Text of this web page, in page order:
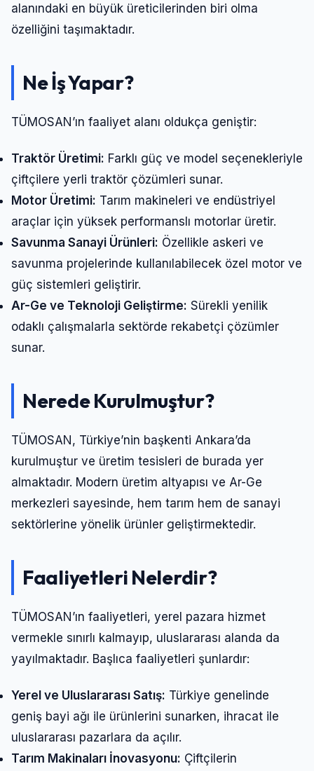
alanındaki en büyük üreticilerinden biri olma
özelliğini taşımaktadır.
Ne İş Yapar?
TÜMOSAN’ın faaliyet alanı oldukça geniştir:
Traktör Üretimi: Farklı güç ve model seçenekleriyle
çiftçilere yerli traktör çözümleri sunar.
Motor Üretimi: Tarım makineleri ve endüstriyel
araçlar için yüksek performanslı motorlar üretir.
Savunma Sanayi Ürünleri: Özellikle askeri ve
savunma projelerinde kullanılabilecek özel motor ve
güç sistemleri geliştirir.
Ar-Ge ve Teknoloji Geliştirme: Sürekli yenilik
odaklı çalışmalarla sektörde rekabetçi çözümler
sunar.
Nerede Kurulmuştur?
TÜMOSAN, Türkiye’nin başkenti Ankara’da
kurulmuştur ve üretim tesisleri de burada yer
almaktadır. Modern üretim altyapısı ve Ar-Ge
merkezleri sayesinde, hem tarım hem de sanayi
sektörlerine yönelik ürünler geliştirmektedir.
Faaliyetleri Nelerdir?
TÜMOSAN’ın faaliyetleri, yerel pazara hizmet
vermekle sınırlı kalmayıp, uluslararası alanda da
yayılmaktadır. Başlıca faaliyetleri şunlardır:
Yerel ve Uluslararası Satış: Türkiye genelinde
geniş bayi ağı ile ürünlerini sunarken, ihracat ile
uluslararası pazarlara da açılır.
Tarım Makinaları İnovasyonu: Çiftçilerin